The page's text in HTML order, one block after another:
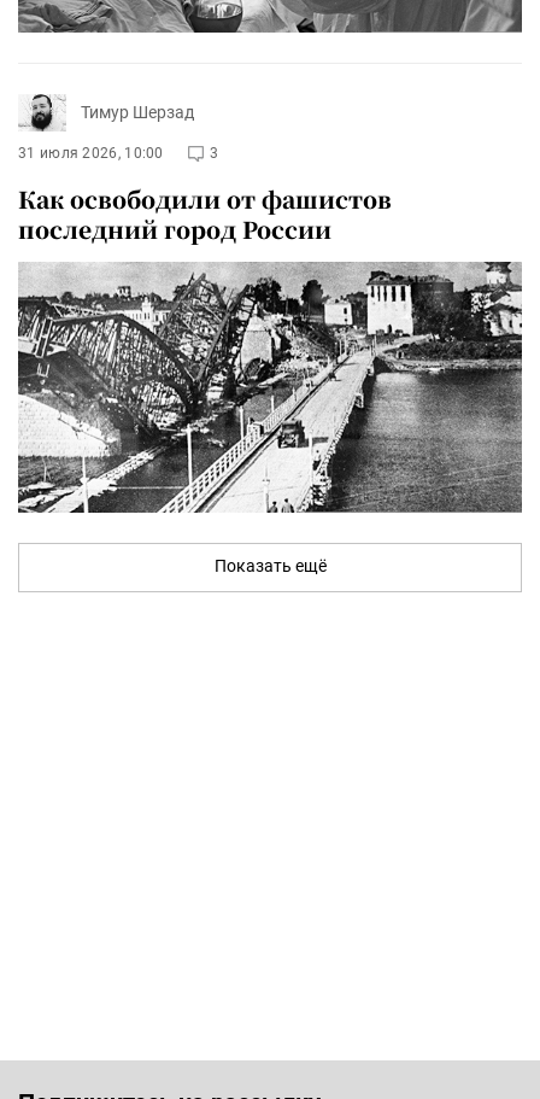
Тимур Шерзад
31 июля 2026, 10:00 3
Как освободили от фашистов
последний город России
Показать ещё